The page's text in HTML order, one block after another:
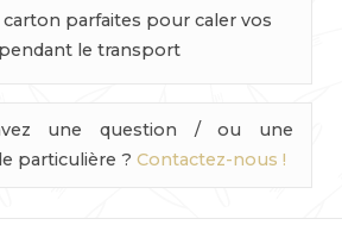
parfaites pour caler vos
le transport
une question / ou une
particulière ? Contactez-nous !